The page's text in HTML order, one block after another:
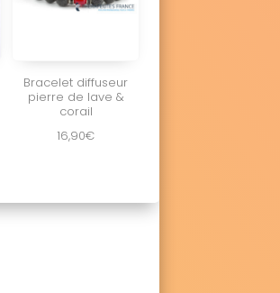
Bracelet diffuseur
pierre de lave &
corail
16,90€